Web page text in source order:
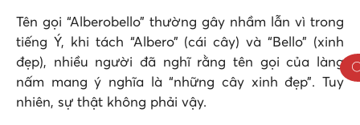
Tên gọi “Alberobello” thường gây nhầm lẫn vì trong
tiếng Ý, khi tách “Albero” (cái cây) và “Bello” (xinh
đẹp), nhiều người đã nghĩ rằng tên gọi của làng
nấm mang ý nghĩa là “những cây xinh đẹp”. Tuy
nhiên, sự thật không phải vậy.